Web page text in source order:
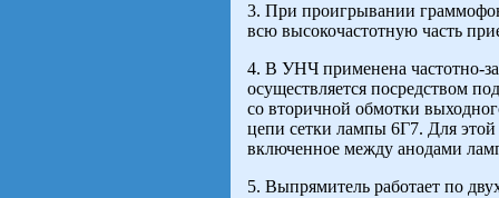
3. При проигрывании
всю высокочастотную часть
4. В УНЧ применена частотно-
осуществляется посредством
со вторичной обмотки
цепи сетки лампы 6Г7. Для этой
включенное между анодами
5. Выпрямитель работает по